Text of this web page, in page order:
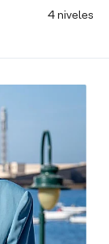
4 niveles